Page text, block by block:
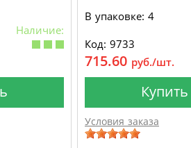
Наличие:
В упаковке: 4
Код: 9733
715.60 руб./шт.
Купить
Условия заказа